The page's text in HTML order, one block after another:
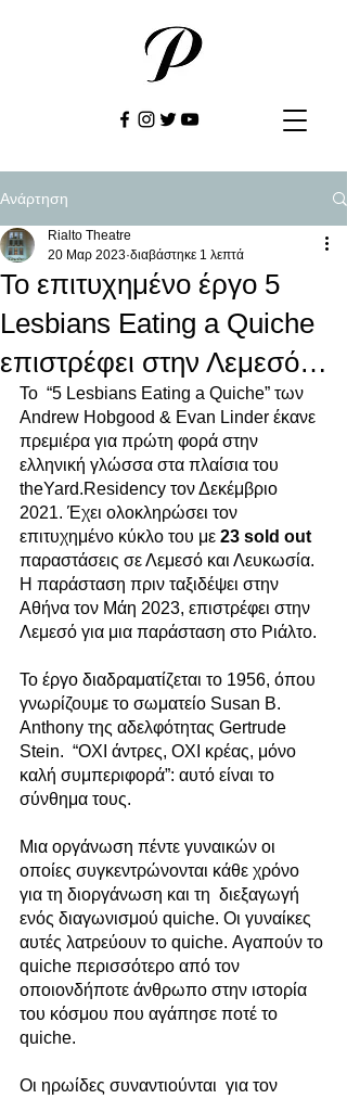
Ανάρτηση
Το επιτυχημένο έργο 5
Lesbians Eating a Quiche
επιστρέφει στην Λεμεσό…
Rialto Theatre
20 Μαρ 2023 διαβάστηκε 1 λεπτά
Το  “5 Lesbians Eating a Quiche” των
Andrew Hobgood & Evan Linder έκανε
πρεμιέρα για πρώτη φορά στην
ελληνική γλώσσα στα πλαίσια του
theYard.Residency τον Δεκέμβριο
2021. Έχει ολοκληρώσει τον
επιτυχημένο κύκλο του με 23 sold out
παραστάσεις σε Λεμεσό και Λευκωσία.
Η παράσταση πριν ταξιδέψει στην
Αθήνα τον Μάη 2023, επιστρέφει στην
Λεμεσό για μια παράσταση στο Ριάλτο.
Το έργο διαδραματίζεται το 1956, όπου
γνωρίζουμε το σωματείο Susan B.
Anthony της αδελφότητας Gertrude
Stein.  “ΟΧΙ άντρες, ΟΧΙ κρέας, μόνο
καλή συμπεριφορά”: αυτό είναι το
σύνθημα τους.
Μια οργάνωση πέντε γυναικών οι
οποίες συγκεντρώνονται κάθε χρόνο
για τη διοργάνωση και τη  διεξαγωγή
ενός διαγωνισμού quiche. Οι γυναίκες
αυτές λατρεύουν το quiche. Αγαπούν το
quiche περισσότερο από τον
οποιονδήποτε άνθρωπο στην ιστορία
του κόσμου που αγάπησε ποτέ το
quiche.
Οι ηρωίδες συναντιούνται  για τον